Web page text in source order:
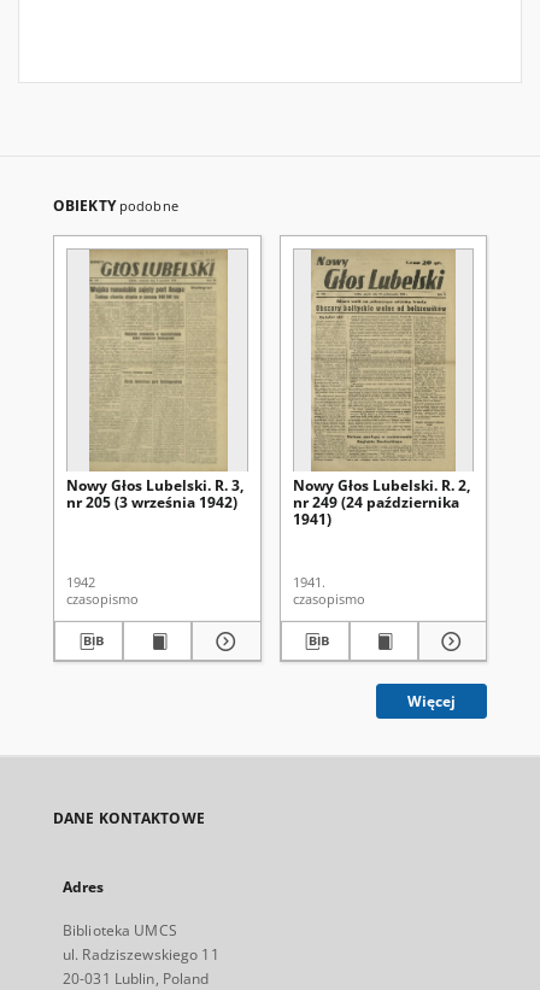
OBIEKTY podobne
Nowy Głos Lubelski. R. 3,
nr 205 (3 września 1942)
1942
czasopismo
Nowy Głos Lubelski. R. 2,
nr 249 (24 października
1941)
1941.
czasopismo
Więcej
DANE KONTAKTOWE
Adres
Biblioteka UMCS
ul. Radziszewskiego 11
20-031 Lublin, Poland